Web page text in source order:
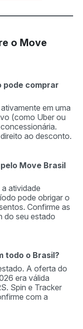
o Move
pode comprar
em uma
(como Uber ou
ao desconto.
Move Brasil
atividade
pode obrigar o
Confirme as
do seu estado
todo o Brasil?
A oferta do
era válida
Spin e Tracker
com a